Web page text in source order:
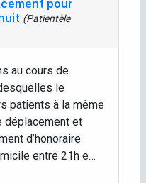
pour
(Patientèle
au cours de
le
patients à la même
déplacement et
d’honoraire
entre 21h e…